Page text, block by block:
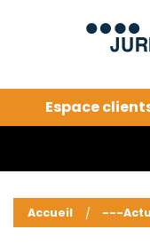
Espace
Accueil ---